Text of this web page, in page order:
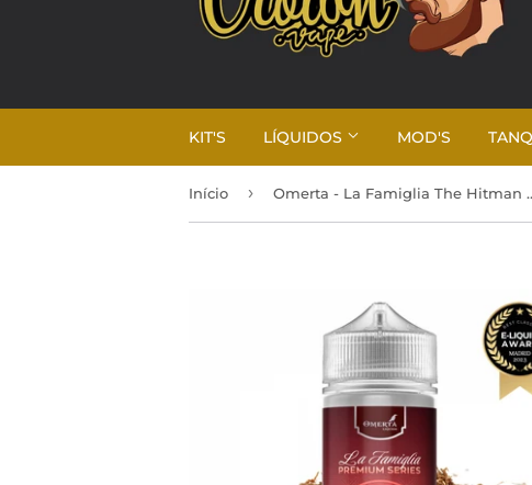
KIT'S LÍQUIDOS MOD'S
Início › Omerta - La